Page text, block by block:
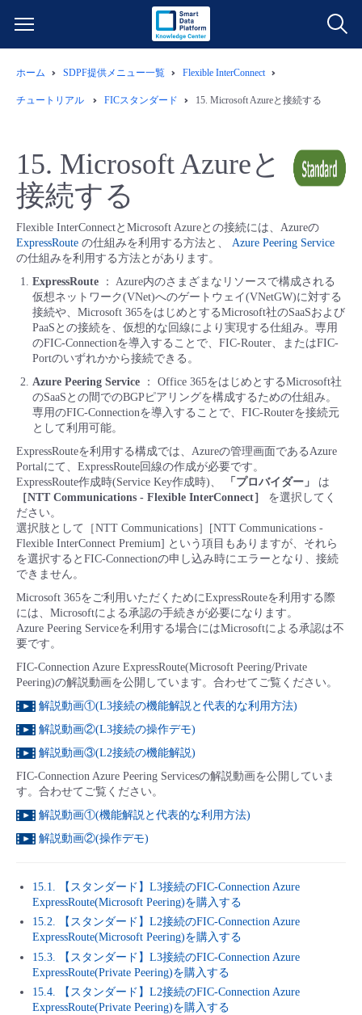
サービス一覧
クラウド/サーバー
IoT
モニタリング/監査
サポート
管理機能
すべてのメニューを見る
データ利活用
ネットワーク
IoT
モニタリング/監査
サポート
管理機能
すべてのメニューを見る
料金情報
データ利活用
クラウド/サーバー
ネットワーク
IoT
モニタリング/監査
サポート
すべてのメニューを見る
ご利用開始ガイド
■ 管理機能
- 管理機能
- 新規お申し込み方法
- 初期設定・確認
- ユーザー機能の管理
- 登録情報の管理
- APIリファレンス
- クラウド / サーバー
- Flexible InterConnect
- Flexible Remote Access
- vUTM2
- バックアップ
- セキュリティ・監査
- データと分析
- IoT
- マルチクラウド利用
- リモートワーク
- ITインフラストラクチャー
- その他
故障/メンテナンス情報
サービス稼働状況
故障/メンテナンス履歴
メンテナンス予定
定期メンテナンス
パートナー
協業パートナー
トレーニング/操作動画
脱炭素化
ホーム SDPF提供メニュー一覧 Flexible InterConnect
チュートリアル FICスタンダード 15. Microsoft Azureと接続する
15. Microsoft Azureと
接続する
Flexible InterConnectとMicrosoft Azureとの接続には、Azureの
ExpressRoute の仕組みを利用する方法と、 Azure Peering Service
の仕組みを利用する方法とがあります。
ExpressRoute ： Azure内のさまざまなリソースで構成される
仮想ネットワーク(VNet)へのゲートウェイ(VNetGW)に対する
接続や、Microsoft 365をはじめとするMicrosoft社のSaaSおよび
PaaSとの接続を、仮想的な回線により実現する仕組み。専用
のFIC-Connectionを導入することで、FIC-Router、またはFIC-
Portのいずれかから接続できる。
Azure Peering Service ： Office 365をはじめとするMicrosoft社
のSaaSとの間でのBGPピアリングを構成するための仕組み。
専用のFIC-Connectionを導入することで、FIC-Routerを接続元
として利用可能。
ExpressRouteを利用する構成では、Azureの管理画面であるAzure
Portalにて、ExpressRoute回線の作成が必要です。
ExpressRoute作成時(Service Key作成時)、
「プロバイダー」
は
［NTT Communications - Flexible InterConnect］
を選択してく
ださい。
選択肢として［NTT Communications］[NTT Communications -
Flexible InterConnect Premium] という項目もありますが、それら
を選択するとFIC-Connectionの申し込み時にエラーとなり、接続
できません。
Microsoft 365をご利用いただくためにExpressRouteを利用する際
には、Microsoftによる承認の手続きが必要になります。
Azure Peering Serviceを利用する場合にはMicrosoftによる承認は不
要です。
FIC-Connection Azure ExpressRoute(Microsoft Peering/Private
Peering)の解説動画を公開しています。合わせてご覧ください。
解説動画①(L3接続の機能解説と代表的な利用方法)
解説動画②(L3接続の操作デモ)
解説動画③(L2接続の機能解説)
FIC-Connection Azure Peering Servicesの解説動画を公開していま
す。合わせてご覧ください。
解説動画①(機能解説と代表的な利用方法)
解説動画②(操作デモ)
15.1. 【スタンダード】L3接続のFIC-Connection Azure
ExpressRoute(Microsoft Peering)を購入する
15.2. 【スタンダード】L2接続のFIC-Connection Azure
ExpressRoute(Microsoft Peering)を購入する
15.3. 【スタンダード】L3接続のFIC-Connection Azure
ExpressRoute(Private Peering)を購入する
15.4. 【スタンダード】L2接続のFIC-Connection Azure
ExpressRoute(Private Peering)を購入する